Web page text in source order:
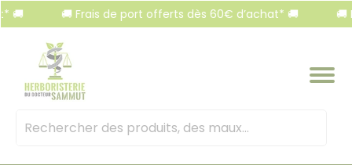
🚚 Frais de port offerts dès 60€ d’achat* 🚚 🚚
Mots
Panneau de gestion des cookies